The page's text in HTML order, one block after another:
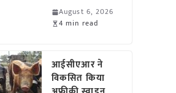
August 6, 2026
4 min read
आईसीएआर ने
विकसित किया